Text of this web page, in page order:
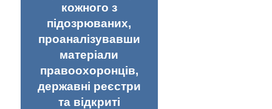
кожного з
підозрюваних,
проаналізувавши
матеріали
правоохоронців,
державні реєстри
та відкриті